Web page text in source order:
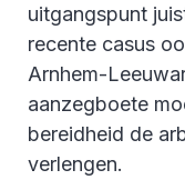
uitgangspunt
recente casus
Arnhem-
aanzegboete
bereidheid de
verlengen.